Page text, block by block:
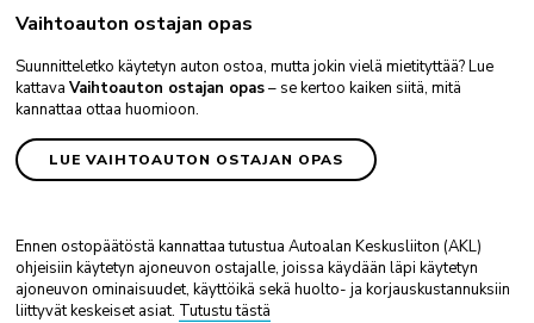
Vaihtoauton ostajan opas
Suunnitteletko käytetyn auton ostoa, mutta jokin vielä mietityttää? Lue
kattava Vaihtoauton ostajan opas– se kertoo kaiken siitä, mitä
kannattaa ottaa huomioon.
LUE VAIHTOAUTON OSTAJAN OPAS
Ennen ostopäätöstä kannattaa tutustua Autoalan Keskusliiton (AKL)
ohjeisiin käytetyn ajoneuvon ostajalle, joissa käydään läpi käytetyn
ajoneuvon ominaisuudet, käyttöikä sekä huolto- ja korjauskustannuksiin
liittyvät keskeiset asiat. Tutustu tästä